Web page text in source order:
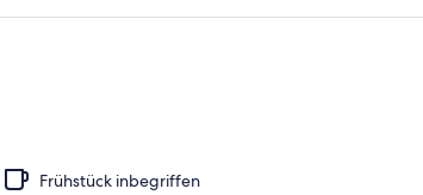
Frühstück inbegriffen